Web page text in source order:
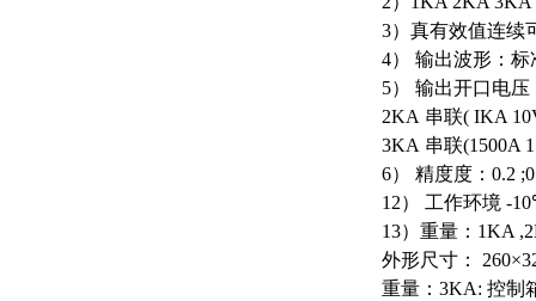
3）真有效值连续
4） 输出波形：标
5） 输出开口电压
2KA 串联( IKA
3KA 串联(1500A
6） 精度度： 0.2
12） 工作环境 -
13）重量： 1KA
外形尺寸：
重量： 3KA: 控制